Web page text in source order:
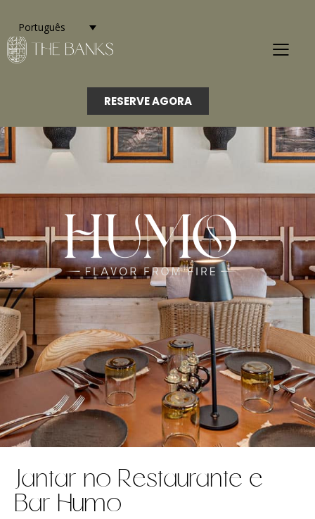
Português
RESERVE AGORA
Jantar no Restaurante e
Bar Humo